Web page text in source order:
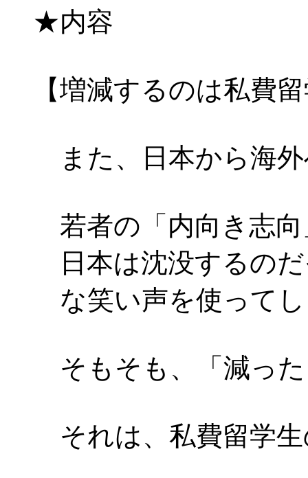
★内容
【増減するのは私費
また、日本から海外
若者の「内向き志
日本は沈没するのだ
な笑い声を使って
そもそも、「減っ
それは、私費留学